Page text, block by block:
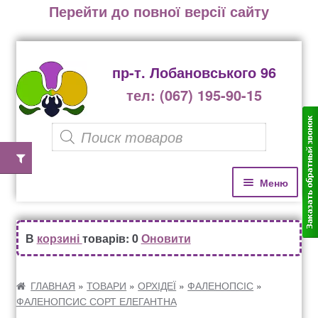
Перейти до повної версії сайту
пр-т. Лобановського 96
тел: (067) 195-90-15
P
r
u
c
s
е
р
е
й
и
д
е
р
е
й
и
д
Меню
Озеленення офісів, бізнес центрів, ресторанів
В корзинітоварів: 0Оновити
ГЛАВНАЯ »ТОВАРИ »ОРХІДЕЇ » ФАЛЕНОПСІС »
ФАЛЕНОПСИС СОРТ ЕЛЕГАНТНА